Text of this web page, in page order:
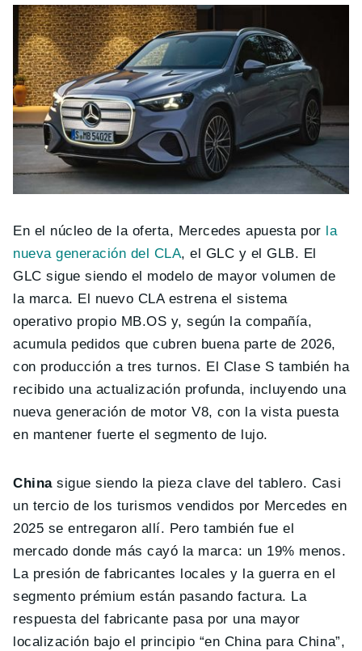
En el núcleo de la oferta, Mercedes apuesta por la
nueva generación del CLA, el GLC y el GLB. El
GLC sigue siendo el modelo de mayor volumen de
la marca. El nuevo CLA estrena el sistema
operativo propio MB.OS y, según la compañía,
acumula pedidos que cubren buena parte de 2026,
con producción a tres turnos. El Clase S también ha
recibido una actualización profunda, incluyendo una
nueva generación de motor V8, con la vista puesta
en mantener fuerte el segmento de lujo.
Chinasigue siendo la pieza clave del tablero. Casi
un tercio de los turismos vendidos por Mercedes en
2025 se entregaron allí. Pero también fue el
mercado donde más cayó la marca: un 19% menos.
La presión de fabricantes locales y la guerra en el
segmento prémium están pasando factura. La
respuesta del fabricante pasa por una mayor
localización bajo el principio “en China para China”,